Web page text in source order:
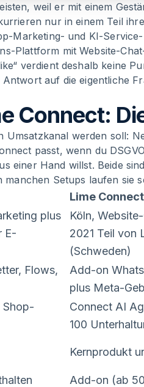
weil er mit einem
nur in einem Teil
Marketing- und KI-
Plattform mit Website-
verdient deshalb keine
auf die eigentliche
Connect:
Umsatzkanal werden soll:
passt, wenn du
einer Hand willst. Beide
manchen Setups laufen sie
Lime Connect
plus
E-
Köln,
2021 Teil von
(Schweden)
Flows,
Add-on
plus Meta-
Shop-
Connect AI
100
Kernprodukt
Add-on (ab